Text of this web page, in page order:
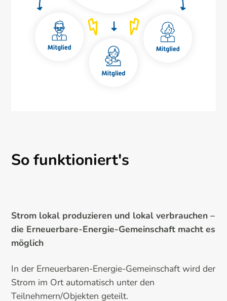
So funktioniert's
Strom lokal produzieren und lokal verbrauchen –
die Erneuerbare-Energie-Gemeinschaft macht es
möglich
In der Erneuerbaren-Energie-Gemeinschaft wird der
Strom im Ort automatisch unter den
Teilnehmern/Objekten geteilt.